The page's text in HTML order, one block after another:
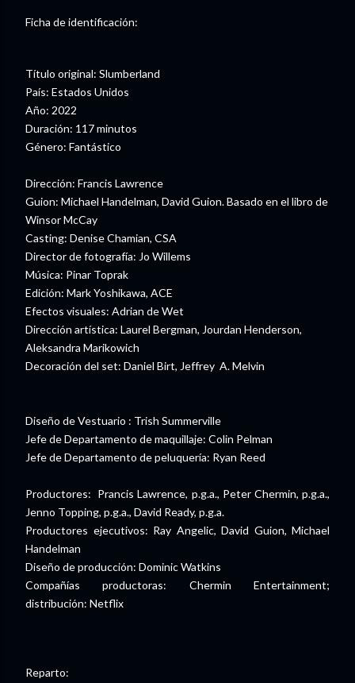
Ficha de identificación:
Título original: Slumberland
País: Estados Unidos
Año: 2022
Duración: 117 minutos
Género: Fantástico
Dirección: Francis Lawrence
Guion: Michael Handelman, David Guion. Basado en el libro de
Winsor McCay
Casting: Denise Chamian, CSA
Director de fotografía: Jo Willems
Música: Pinar Toprak
Edición: Mark Yoshikawa, ACE
Efectos visuales: Adrian de Wet
Dirección artística: Laurel Bergman, Jourdan Henderson,
Aleksandra Marikowich
Decoración del set: Daniel Birt, Jeffrey A. Melvin
Diseño de Vestuario : Trish Summerville
Jefe de Departamento de maquillaje: Colin Pelman
Jefe de Departamento de peluquería: Ryan Reed
Productores: Prancis Lawrence, p.g.a., Peter Chermin, p.g.a.,
Jenno Topping, p.g.a., David Ready, p.g.a.
Productores ejecutivos: Ray Angelic, David Guion, Michael
Handelman
Diseño de producción: Dominic Watkins
Compañías productoras: Chermin Entertainment;
distribución: Netflix
Reparto: